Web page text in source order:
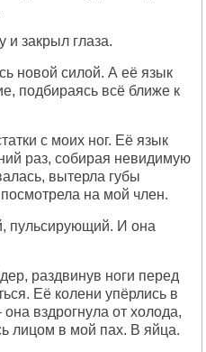
и закрыл глаза.
новой силой. А её язык
подбираясь всё ближе к
с моих ног. Её язык
раз, собирая невидимую
вытерла губы
на мой член.
пульсирующий. И она
раздвинув ноги перед
Её колени упёрлись в
вздрогнула от холода,
лицом в мой пах. В яйца.